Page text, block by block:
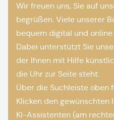
Wir freuen uns, Sie auf
begrüßen. Viele unserer
bequem digital und
Dabei unterstützt Sie
der Ihnen mit Hilfe
die Uhr zur Seite steht.
Über die Suchleiste oben
Klicken den gewünschten
KI-Assistenten (am